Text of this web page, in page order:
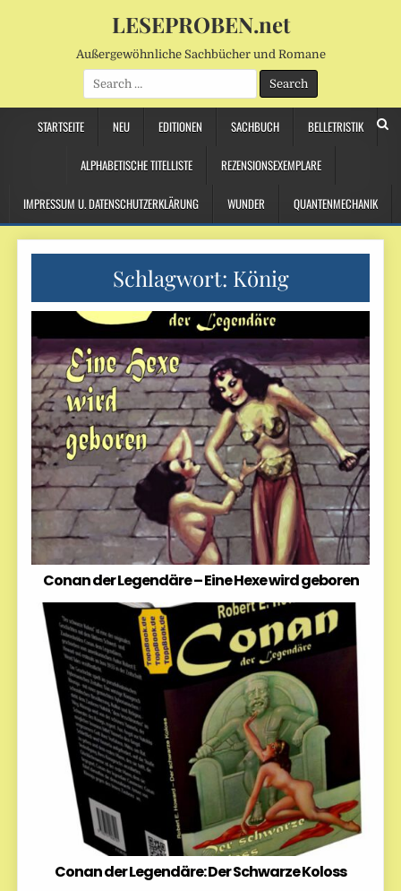
LESEPROBEN.net
Außergewöhnliche Sachbücher und Romane
Search
for:
STARTSEITE NEU EDITIONEN SACHBUCH BELLETRISTIK
ALPHABETISCHE TITELLISTE REZENSIONSEXEMPLARE
IMPRESSUM U. DATENSCHUTZERKLÄRUNG WUNDER QUANTENMECHANIK
Schlagwort: König
Conan der Legendäre – Eine Hexe wird geboren
Conan der Legendäre: Der Schwarze Koloss